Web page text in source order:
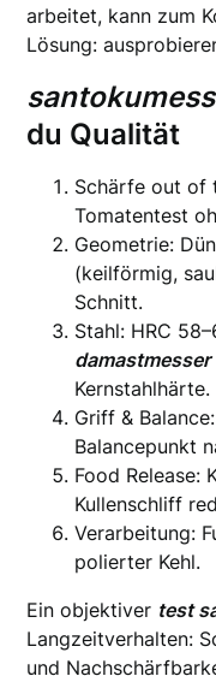
arbeitet, kann zum
Lösung:
du Qualität
Schärfe out of
Tomatentest
Geometrie:
(keilförmig,
Schnitt.
Stahl: HRC
damastmesser
Kernstahlhärte.
Griff &
Balancepunkt
Food Release:
Kullenschliff
Verarbeitung:
polierter Kehl.
Ein objektiver test
Langzeitverhalten:
und